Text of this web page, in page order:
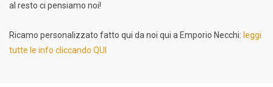
al resto ci pensiamo noi!
Ricamo personalizzato fatto qui da noi qui a Emporio Necchi: leggi
tutte le info cliccando QUI